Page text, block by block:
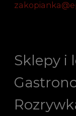
Sklepy i